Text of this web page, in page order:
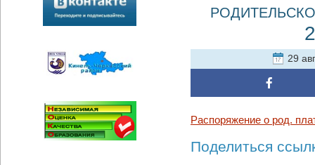
29
Распоряжение о род.
Поделиться